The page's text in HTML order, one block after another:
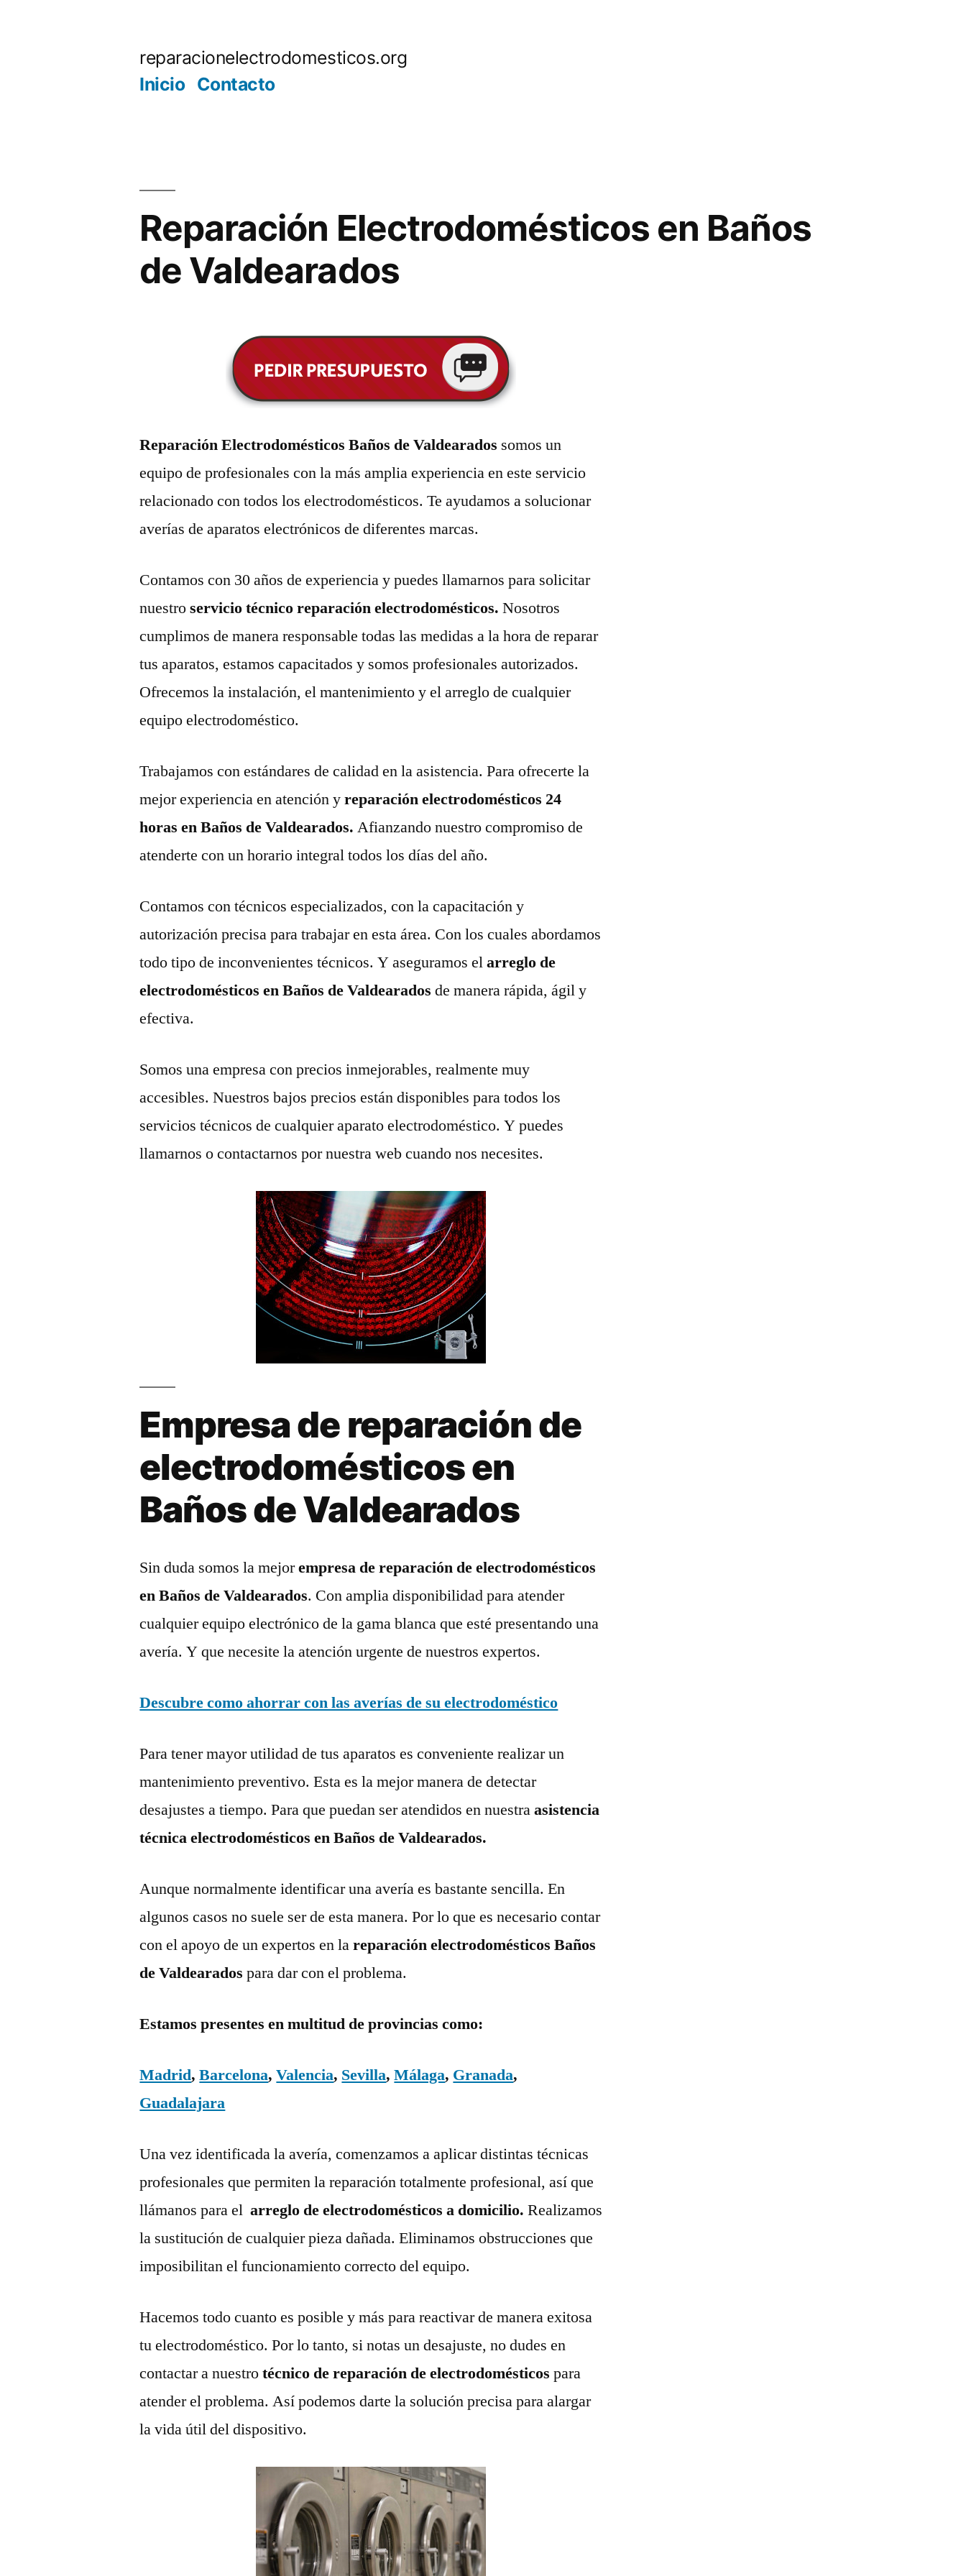
reparacionelectrodomesticos.org
Inicio Contacto
Reparación Electrodomésticos en Baños
de Valdearados
Reparación Electrodomésticos Baños de Valdearados somos un
equipo de profesionales con la más amplia experiencia en este servicio
relacionado con todos los electrodomésticos. Te ayudamos a solucionar
averías de aparatos electrónicos de diferentes marcas.
Contamos con 30 años de experiencia y puedes llamarnos para solicitar
nuestroservicio técnico reparación electrodomésticos.Nosotros
cumplimos de manera responsable todas las medidas a la hora de reparar
tus aparatos, estamos capacitados y somos profesionales autorizados.
Ofrecemos la instalación, el mantenimiento y el arreglo de cualquier
equipo electrodoméstico.
Trabajamos con estándares de calidad en la asistencia. Para ofrecerte la
mejor experiencia en atención yreparación electrodomésticos 24
horas en Baños de Valdearados.Afianzando nuestro compromiso de
atenderte con un horario integral todos los días del año.
Contamos con técnicos especializados, con la capacitación y
autorización precisa para trabajar en esta área. Con los cuales abordamos
todo tipo de inconvenientes técnicos. Y aseguramos elarreglo de
electrodomésticos en Baños de Valdearadosde manera rápida, ágil y
efectiva.
Somos una empresa con precios inmejorables, realmente muy
accesibles. Nuestros bajos precios están disponibles para todos los
servicios técnicos de cualquier aparato electrodoméstico. Y puedes
llamarnos o contactarnos por nuestra web cuando nos necesites.
Empresa de reparación de
electrodomésticos en
Baños de Valdearados
Sin duda somos la mejorempresa de reparación de electrodomésticos
en Baños de Valdearados. Con amplia disponibilidad para atender
cualquier equipo electrónico de la gama blanca que esté presentando una
avería. Y que necesite la atención urgente de nuestros expertos.
Descubre como ahorrar con las averías de su electrodoméstico
Para tener mayor utilidad de tus aparatos es conveniente realizar un
mantenimiento preventivo. Esta es la mejor manera de detectar
desajustes a tiempo. Para que puedan ser atendidos en nuestraasistencia
técnica electrodomésticos en Baños de Valdearados.
Aunque normalmente identificar una avería es bastante sencilla. En
algunos casos no suele ser de esta manera. Por lo que es necesario contar
con el apoyo de un expertos en lareparación electrodomésticos Baños
de Valdearadospara dar con el problema.
Estamos presentes en multitud de provincias como:
Madrid,Barcelona,Valencia, Sevilla,Málaga, Granada,
Guadalajara
Una vez identificada la avería, comenzamos a aplicar distintas técnicas
profesionales que permiten la reparación totalmente profesional, así que
llámanos para el arreglo de electrodomésticos a domicilio.Realizamos
la sustitución de cualquier pieza dañada. Eliminamos obstrucciones que
imposibilitan el funcionamiento correcto del equipo.
Hacemos todo cuanto es posible y más para reactivar de manera exitosa
tu electrodoméstico. Por lo tanto, si notas un desajuste, no dudes en
contactar a nuestrotécnico de reparación de electrodomésticospara
atender el problema. Así podemos darte la solución precisa para alargar
la vida útil del dispositivo.